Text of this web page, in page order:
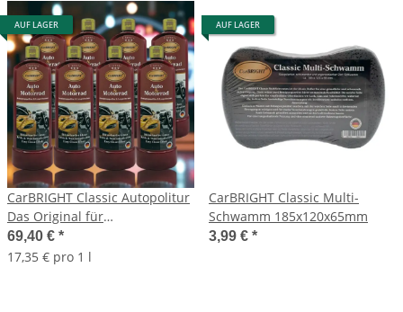
AUF LAGER
CarBRIGHT Classic Autopolitur
Das Original für
Auto&Motorrad 8x500ml / 8er
Set
69,40 € *
17,35 € pro 1 l
AUF LAGER
CarBRIGHT Classic Multi-
Schwamm 185x120x65mm
3,99 € *